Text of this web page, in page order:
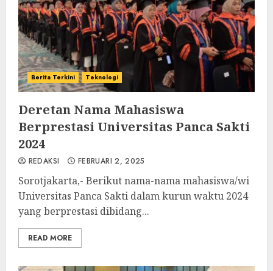
Berita Terkini Teknologi
Deretan Nama Mahasiswa
Berprestasi Universitas Panca Sakti
2024
REDAKSI FEBRUARI 2, 2025
Sorotjakarta,- Berikut nama-nama mahasiswa/wi
Universitas Panca Sakti dalam kurun waktu 2024
yang berprestasi dibidang...
READ MORE